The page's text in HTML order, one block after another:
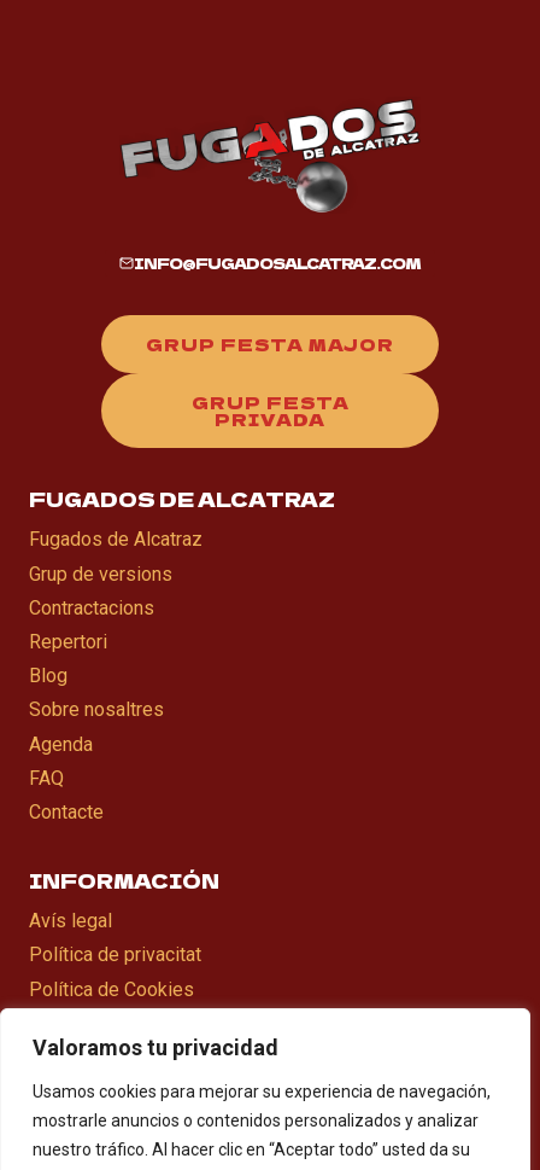
Valoramos tu privacidad
Usamos cookies para mejorar su experiencia de navegación,
mostrarle anuncios o contenidos personalizados y analizar
nuestro tráfico. Al hacer clic en “Aceptar todo” usted da su
INFO@FUGADOSALCATRAZ.COM
GRUP FESTA MAJOR
GRUP FESTA
PRIVADA
FUGADOS DE ALCATRAZ
Fugados de Alcatraz
Grup de versions
Contractacions
Repertori
Blog
Sobre nosaltres
Agenda
FAQ
Contacte
INFORMACIÓN
Avís legal
Política de privacitat
Política de Cookies
Mapa web